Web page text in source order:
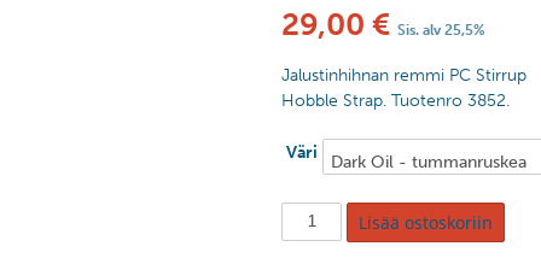
29,00 € Sis. alv 25,5%
Jalustinhihnan remmi PC Stirrup
Hobble Strap. Tuotenro 3852.
Väri
Lisää ostoskoriin